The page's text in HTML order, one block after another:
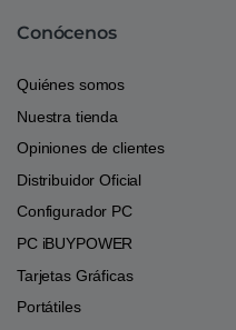
Conócenos
Quiénes somos
Nuestra tienda
Opiniones de clientes
Distribuidor Oficial
Configurador PC
PC iBUYPOWER
Tarjetas Gráficas
Portátiles